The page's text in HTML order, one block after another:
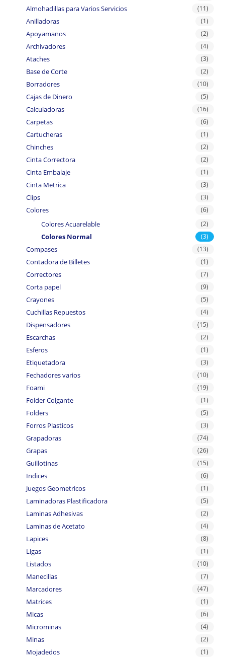
Almohadillas para Varios Servicios
(11)
Anilladoras (1)
Apoyamanos (2)
Archivadores (4)
Ataches (3)
Base de Corte (2)
Borradores (10)
Cajas de Dinero (5)
Calculadoras (16)
Carpetas (6)
Cartucheras (1)
Chinches (2)
Cinta Correctora (2)
Cinta Embalaje (1)
Cinta Metrica (3)
Clips (3)
Colores (6)
Colores Acuarelable (2)
Colores Normal (3)
Compases (13)
Contadora de Billetes (1)
Correctores (7)
Corta papel (9)
Crayones (5)
Cuchillas Repuestos (4)
Dispensadores (15)
Escarchas (2)
Esferos (1)
Etiquetadora (3)
Fechadores varios (10)
Foami (19)
Folder Colgante (1)
Folders (5)
Forros Plasticos (3)
Grapadoras (74)
Grapas (26)
Guillotinas (15)
Indices (6)
Juegos Geometricos (1)
Laminadoras Plastificadora (5)
Laminas Adhesivas (2)
Laminas de Acetato (4)
Lapices (8)
Ligas (1)
Listados (10)
Manecillas (7)
Marcadores (47)
Matrices (1)
Micas (6)
Microminas (4)
Minas (2)
Mojadedos (1)